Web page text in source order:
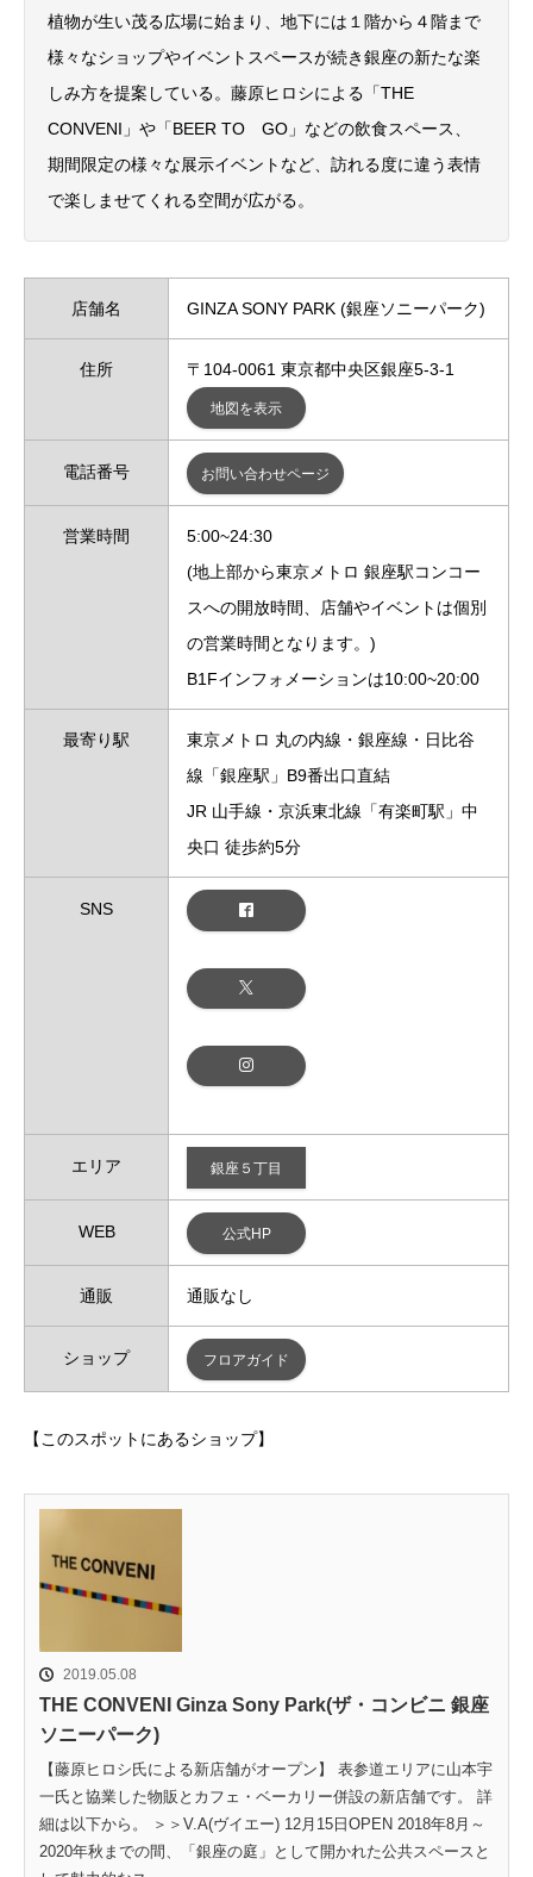
植物が生い茂る広場に始まり、地下には１階から４階まで
様々なショップやイベントスペースが続き銀座の新たな楽
しみ方を提案している。藤原ヒロシによる「THE
CONVENI」や「BEER TO GO」などの飲食スペース、
期間限定の様々な展示イベントなど、訪れる度に違う表情
で楽しませてくれる空間が広がる。
店舗名 GINZA SONY PARK (銀座ソニーパーク)
住所 〒104-0061 東京都中央区銀座5-3-1
地図を表示
電話番号 お問い合わせページ
営業時間
5:00~24:30
(地上部から東京メトロ 銀座駅コンコー
スへの開放時間、店舗やイベントは個別
の営業時間となります。)
B1Fインフォメーションは10:00~20:00
最寄り駅
東京メトロ 丸の内線・銀座線・日比谷
線「銀座駅」B9番出口直結
JR 山手線・京浜東北線「有楽町駅」中
央口 徒歩約5分
SNS
エリア 銀座５丁目
WEB 公式HP
通販 通販なし
ショップ フロアガイド
【このスポットにあるショップ】
2019.05.08
THE CONVENI Ginza Sony Park(ザ・コンビニ 銀座
ソニーパーク)
【藤原ヒロシ氏による新店舗がオープン】 表参道エリアに山本宇
一氏と協業した物販とカフェ・ベーカリー併設の新店舗です。 詳
細は以下から。 ＞＞V.A(ヴイエー) 12月15日OPEN 2018年8月～
2020年秋までの間、「銀座の庭」として開かれた公共スペースと